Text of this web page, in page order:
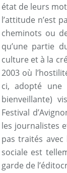
état de leurs
l’attitude n’est
cheminots ou
qu’une partie
culture et à la
2003 où
ci, adopté une
bienveillante)
Festival
les journalistes
pas traités avec
sociale est
garde de